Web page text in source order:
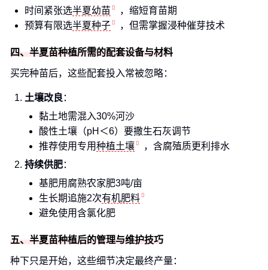
时间紧张选半夏幼苗
，缩短育苗期
预算有限选半夏种子 ，但需掌握浸种催芽技术
四、半夏苗种植所需的配套设备与材料
买完种苗后，这些配套投入常被忽略：
土壤改良 ：
黏土地需混入30%河沙
酸性土壤（pH＜6）要撒生石灰调节
推荐使用专用种植土壤
，含腐殖质更利排水
持续供肥：
基肥用腐熟农家肥3吨/亩
生长期追施2次有机肥料
避免使用含氯化肥
五、半夏苗种植后的管理与维护技巧
种下只是开始，这些细节决定最终产量：